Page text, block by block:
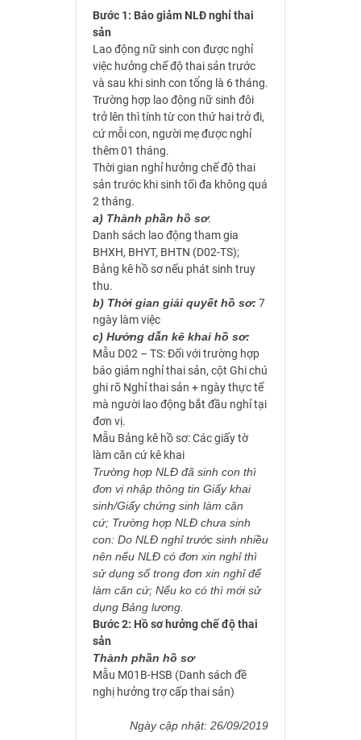
Bước 1: Báo giảm NLĐ nghỉ thai
sản
Lao động nữ sinh con được nghỉ
việc hưởng chế độ thai sản trước
và sau khi sinh con tổng là 6 tháng.
Trường hợp lao động nữ sinh đôi
trở lên thì tính từ con thứ hai trở đi,
cứ mỗi con, người mẹ được nghỉ
thêm 01 tháng.
Thời gian nghỉ hưởng chế độ thai
sản trước khi sinh tối đa không quá
2 tháng.
a) Thành phần hồ sơ:
Danh sách lao động tham gia
BHXH, BHYT, BHTN (D02-TS);
Bảng kê hồ sơ nếu phát sinh truy
thu.
b) Thời gian giải quyết hồ sơ: 7
ngày làm việc
c) Hướng dẫn kê khai hồ sơ:
Mẫu D02 – TS: Đối với trường hợp
báo giảm nghỉ thai sản, cột Ghi chú
ghi rõ Nghỉ thai sản + ngày thực tế
mà người lao động bắt đầu nghỉ tại
đơn vị.
Mẫu Bảng kê hồ sơ: Các giấy tờ
làm căn cứ kê khai
Trường hợp NLĐ đã sinh con thì
đơn vị nhập thông tin Giấy khai
sinh/Giấy chứng sinh làm căn
cứ; Trường hợp NLĐ chưa sinh
con: Do NLĐ nghỉ trước sinh nhiều
nên nếu NLĐ có đơn xin nghỉ thì
sử dụng số trong đơn xin nghỉ để
làm căn cứ; Nếu ko có thì mới sử
dụng Bảng lương.
Bước 2: Hồ sơ hưởng chế độ thai
sản
Thành phần hồ sơ
Mẫu M01B-HSB (Danh sách đề
nghị hưởng trợ cấp thai sản)
Ngày cập nhật: 26/09/2019